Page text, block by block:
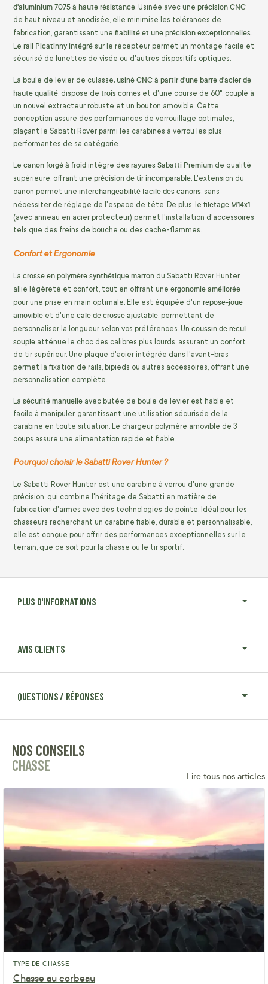
PLUS D'INFORMATIONS
AVIS CLIENTS
QUESTIONS / RÉPONSES
d'aluminium 7075 à haute résistance. Usinée avec une précision CNC
de haut niveau et anodisée, elle minimise les tolérances de
fabrication, garantissant une fiabilité et une précision exceptionnelles.
Le rail Picatinny intégré sur le récepteur permet un montage facile et
sécurisé de lunettes de visée ou d'autres dispositifs optiques.
La boule de levier de culasse, usiné CNC à partir d'une barre d'acier de
haute qualité, dispose de trois cornes et d'une course de 60°, couplé à
un nouvel extracteur robuste et un bouton amovible. Cette
conception assure des performances de verrouillage optimales,
plaçant le Sabatti Rover parmi les carabines à verrou les plus
performantes de sa catégorie.
Le canon forgé à froid intègre des rayures Sabatti Premium de qualité
supérieure, offrant une précision de tir incomparable. L'extension du
canon permet une interchangeabilité facile des canons, sans
nécessiter de réglage de l'espace de tête. De plus, le filetage M14x1
(avec anneau en acier protecteur) permet l'installation d'accessoires
tels que des freins de bouche ou des cache-flammes.
Confort et Ergonomie
La crosse en polymère synthétique marron du Sabatti Rover Hunter
allie légèreté et confort, tout en offrant une ergonomie améliorée
pour une prise en main optimale. Elle est équipée d'un repose-joue
amovible et d'une cale de crosse ajustable, permettant de
personnaliser la longueur selon vos préférences. Un coussin de recul
souple atténue le choc des calibres plus lourds, assurant un confort
de tir supérieur. Une plaque d'acier intégrée dans l'avant-bras
permet la fixation de rails, bipieds ou autres accessoires, offrant une
personnalisation complète.
La sécurité manuelle avec butée de boule de levier est fiable et
facile à manipuler, garantissant une utilisation sécurisée de la
carabine en toute situation. Le chargeur polymère amovible de 3
coups assure une alimentation rapide et fiable.
Pourquoi choisir le Sabatti Rover Hunter ?
Le Sabatti Rover Hunter est une carabine à verrou d'une grande
précision, qui combine l'héritage de Sabatti en matière de
fabrication d'armes avec des technologies de pointe. Idéal pour les
chasseurs recherchant un carabine fiable, durable et personnalisable,
elle est conçue pour offrir des performances exceptionnelles sur le
terrain, que ce soit pour la chasse ou le tir sportif.
NOS CONSEILS
CHASSE
Lire tous nos articles
TYPE DE CHASSE
Chasse au corbeau